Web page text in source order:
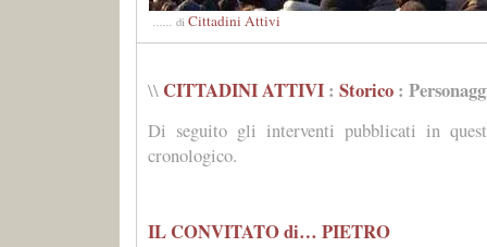
...... di Cittadini Attivi
\\ CITTADINI ATTIVI : Storico :
Di seguito gli interventi pubblicati in
cronologico.
IL CONVITATO di… PIETRO